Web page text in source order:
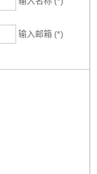
输入邮箱 (*)